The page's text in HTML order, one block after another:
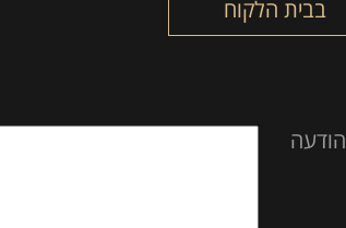
בבית הלקוח
הודעה